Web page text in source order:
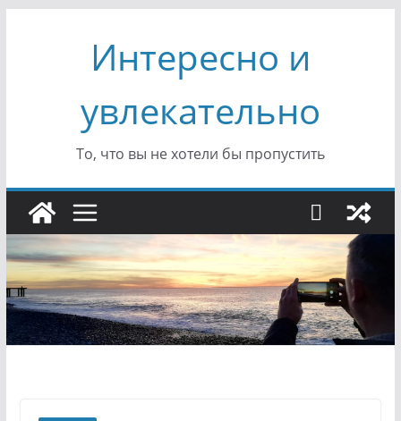
содержимомуИнтересно и
увлекательно
То, что вы не хотели бы пропустить